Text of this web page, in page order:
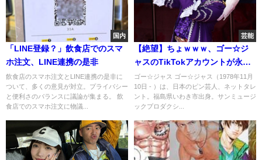
国内
「LINE登録？」飲食店でのスマ
ホ注文、LINE連携の是非
飲食店のスマホ注文とLINE連携の是非に
ついて、多くの意見が対立。プライバシー
と便利さのバランスに議論が集まる。 飲
食店でのスマホ注文に物議...
芸能
【絶望】ちょｗｗｗ、ゴー☆ジ
ャスのTikTokアカウントが永久
停止ｗｗｗ
ゴー☆ジャス ゴー☆ジャス（1978年11月
10日 - ）は、日本のピン芸人、ネットタレ
ント。福島県いわき市出身。サンミュージ
ックプロダクシ...